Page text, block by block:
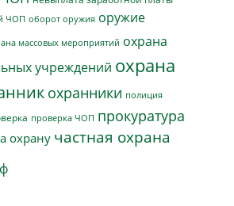
ЧОП оборот оружия оружие
массовых мероприятий охрана
учреждений охрана
охранники полиция
проверка ЧОП прокуратура
охрану частная охрана